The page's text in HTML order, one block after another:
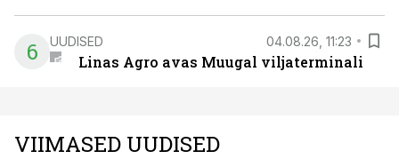
6 UUDISED 04.08.26, 11:23
Linas Agro avas Muugal viljaterminali
VIIMASED UUDISED